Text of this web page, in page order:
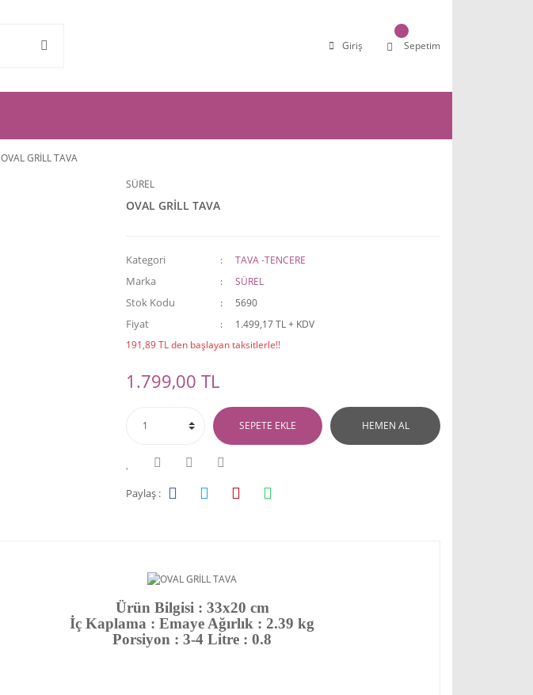
Giriş Sepetim
OVAL GRİLL TAVA
SÜREL
OVAL GRİLL TAVA
Kategori TAVA -TENCERE
Marka SÜREL
Stok Kodu 5690
Fiyat
1.499,17 TL + KDV
191,89 TL den başlayan taksitlerle!!
1.799,00 TL
SEPETE EKLE HEMEN AL
Paylaş :
Ürün Bilgisi : 33x20 cm
İç Kaplama : Emaye Ağırlık : 2.39 kg
Porsiyon : 3-4 Litre : 0.8